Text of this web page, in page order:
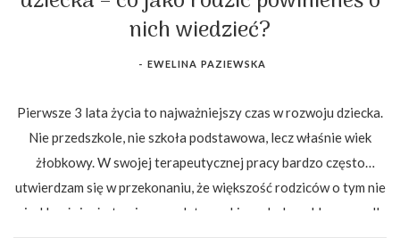
nich wiedzieć?
- EWELINA PAZIEWSKA
Pierwsze 3 lata życia to najważniejszy czas w rozwoju dziecka.
Nie przedszkole, nie szkoła podstawowa, lecz właśnie wiek
żłobkowy. W swojej terapeutycznej pracy bardzo często
utwierdzam się w przekonaniu, że większość rodziców o tym nie
wie. Uważają, że to pierwsze lata nauki w szkole są kluczowe dla
dalszych osiągnięć edukacyjnych dziecka i kondycji tzw.